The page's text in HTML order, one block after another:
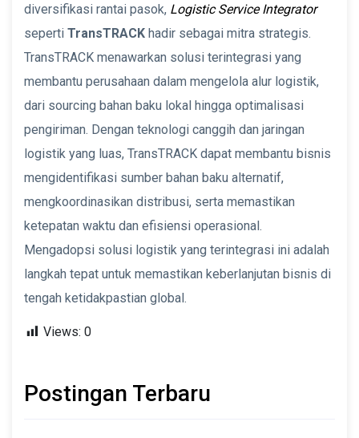
diversifikasi rantai pasok, Logistic Service Integrator
seperti TransTRACK hadir sebagai mitra strategis.
TransTRACK menawarkan solusi terintegrasi yang
membantu perusahaan dalam mengelola alur logistik,
dari sourcing bahan baku lokal hingga optimalisasi
pengiriman. Dengan teknologi canggih dan jaringan
logistik yang luas, TransTRACK dapat membantu bisnis
mengidentifikasi sumber bahan baku alternatif,
mengkoordinasikan distribusi, serta memastikan
ketepatan waktu dan efisiensi operasional.
Mengadopsi solusi logistik yang terintegrasi ini adalah
langkah tepat untuk memastikan keberlanjutan bisnis di
tengah ketidakpastian global.
Views: 0
Postingan Terbaru